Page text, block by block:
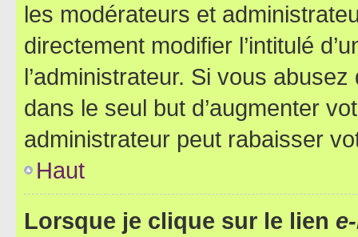
les modérateurs et
directement modifier l’intitulé
l’administrateur. Si vous
dans le seul but d’augmenter
administrateur peut rabaisser
Haut
Lorsque je clique sur le lien